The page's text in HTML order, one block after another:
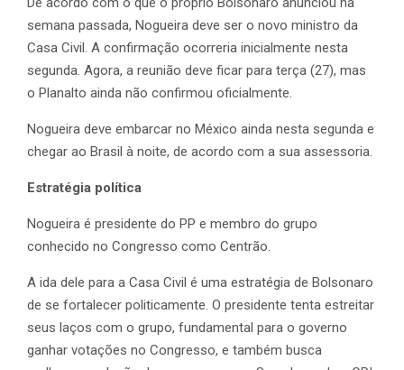
semana passada, Nogueira deve ser o novo ministro da
Casa Civil. A confirmação ocorreria inicialmente nesta
segunda. Agora, a reunião deve ficar para terça (27), mas
o Planalto ainda não confirmou oficialmente.
Nogueira deve embarcar no México ainda nesta segunda e
chegar ao Brasil à noite, de acordo com a sua assessoria.
Estratégia política
Nogueira é presidente do PP e membro do grupo
conhecido no Congresso como Centrão.
A ida dele para a Casa Civil é uma estratégia de Bolsonaro
de se fortalecer politicamente. O presidente tenta estreitar
seus laços com o grupo, fundamental para o governo
ganhar votações no Congresso, e também busca